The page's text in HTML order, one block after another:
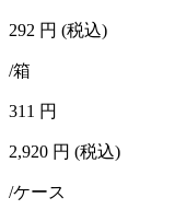
292 円 (税込)
/箱
311 円
2,920 円 (税込)
/ケース